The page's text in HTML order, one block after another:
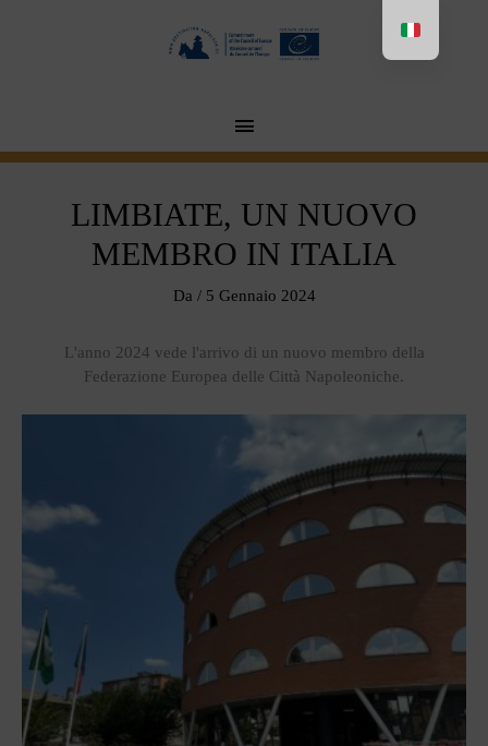
MENU
PRINCIPAL
LIMBIATE, UN NUOVO
MEMBRO IN ITALIA
Da / 5 Gennaio 2024
L'anno 2024 vede l'arrivo di un nuovo membro della
Federazione Europea delle Città Napoleoniche.